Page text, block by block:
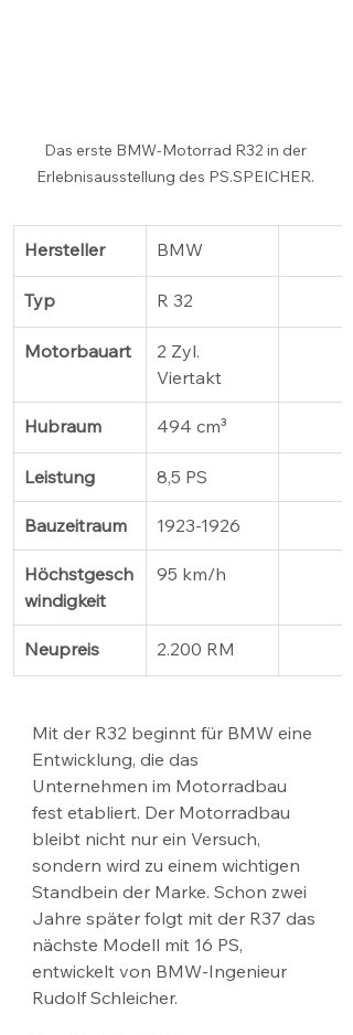
Das erste BMW-Motorrad R32 in der
Erlebnisausstellung des PS.SPEICHER.
Hersteller BMW
Typ R 32
Motorbauart
2 Zyl.
Viertakt
Hubraum 494 cm³
Leistung 8,5 PS
Bauzeitraum 1923-1926
Höchstgesch
windigkeit
95 km/h
Neupreis 2.200 RM
Mit der R32 beginnt für BMW eine
Entwicklung, die das
Unternehmen im Motorradbau
fest etabliert. Der Motorradbau
bleibt nicht nur ein Versuch,
sondern wird zu einem wichtigen
Standbein der Marke. Schon zwei
Jahre später folgt mit der R37 das
nächste Modell mit 16 PS,
entwickelt von BMW-Ingenieur
Rudolf Schleicher.